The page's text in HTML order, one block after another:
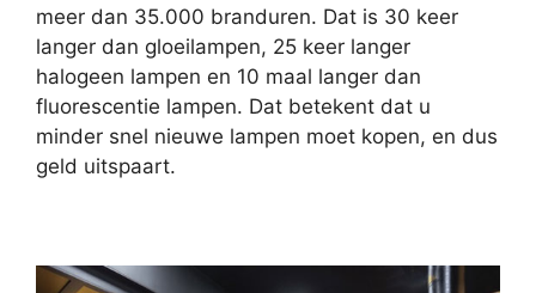
meer dan 35.000 branduren. Dat is 30 keer
langer dan gloeilampen, 25 keer langer
halogeen lampen en 10 maal langer dan
fluorescentie lampen. Dat betekent dat u
minder snel nieuwe lampen moet kopen, en dus
geld uitspaart.